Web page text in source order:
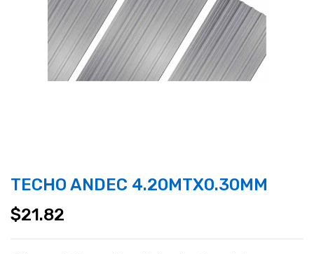
TECHO ANDEC 4.20MTX0.30MM
$21.82